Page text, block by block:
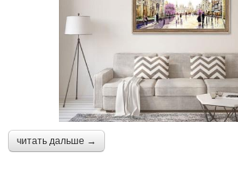
читать дальше →